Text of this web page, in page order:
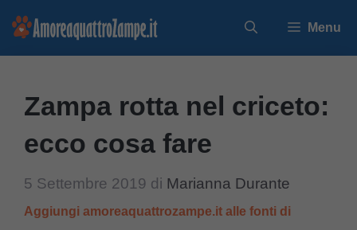
Vai
Menu
Zampa rotta nel criceto:
ecco cosa fare
5 Settembre 2019 di Marianna Durante
Aggiungi amoreaquattrozampe.it alle fonti di